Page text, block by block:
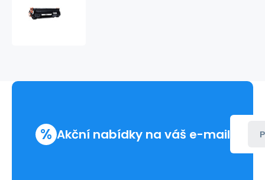
M1212
% Akční nabídky na váš e-mail